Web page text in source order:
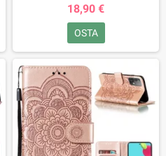
18,90 €
OSTA